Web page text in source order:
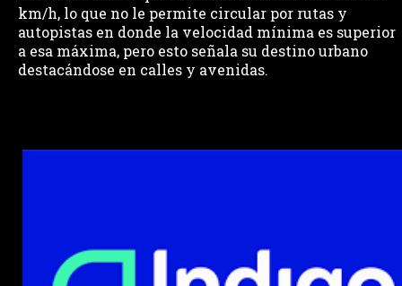
km/h, lo que no le permite circular por rutas y
autopistas en donde la velocidad mínima es superior
a esa máxima, pero esto señala su destino urbano
destacándose en calles y avenidas.